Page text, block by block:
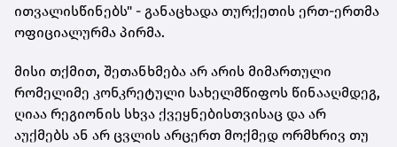
ითვალისწინებს" - განაცხადა თურქეთის ერთ-ერთმა
ოფიციალურმა პირმა.
მისი თქმით, შეთანხმება არ არის მიმართული
რომელიმე კონკრეტული სახელმწიფოს წინააღმდეგ,
ღიაა რეგიონის სხვა ქვეყნებისთვისაც და არ
აუქმებს ან არ ცვლის არცერთ მოქმედ ორმხრივ თუ